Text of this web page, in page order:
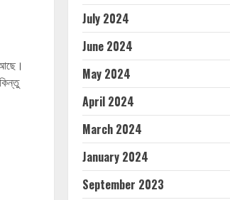
July 2024
June 2024
May 2024
April 2024
March 2024
January 2024
September 2023